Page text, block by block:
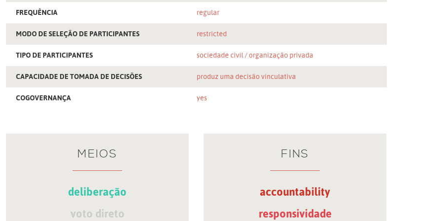
FREQUÊNCIA regular
MODO DE SELEÇÃO DE PARTICIPANTES restricted
TIPO DE PARTICIPANTES sociedade civil organização privada
CAPACIDADE DE TOMADA DE DECISÕES produz uma decisão vinculativa
COGOVERNANÇA yes
MEIOS
deliberação
voto direto
FINS
accountability
responsividade